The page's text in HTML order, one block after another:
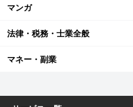
マンガ
法律・税務・士業全般
マネー・副業